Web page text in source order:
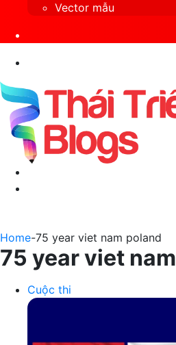
Vector mẫu
Home-75 year viet nam poland
75 year viet
Cuộc thi